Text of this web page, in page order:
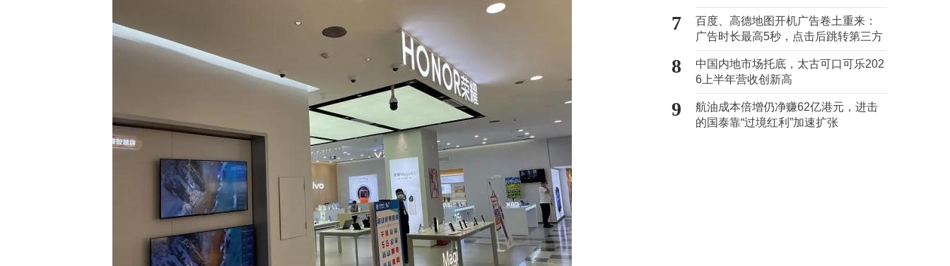
百万元
7
百度、高德地图开机广告卷土重来：
广告时长最高5秒，点击后跳转第三方
8
中国内地市场托底，太古可口可乐202
6上半年营收创新高
9
航油成本倍增仍净赚62亿港元，进击
的国泰靠“过境红利”加速扩张